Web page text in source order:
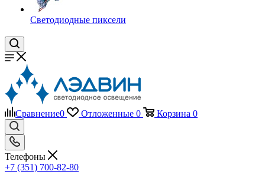
Светодиодные пиксели
Сравнение0 Отложенные 0 Корзина 0
Телефоны
+7 (351) 700-82-80